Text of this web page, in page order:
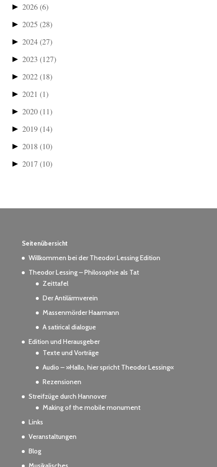
► 2026(6)
► 2025(28)
► 2024(27)
► 2023(127)
► 2022(18)
► 2021(1)
► 2020(11)
► 2019(14)
► 2018(10)
► 2017(10)
Seitenübersicht
Willkommen bei der Theodor Lessing Edition
Theodor Lessing – Philosophie als Tat
Zeittafel
Der Antilärmverein
Massenmörder Haarmann
A satirical dialogue
Edition und Herausgeber
Texte und Vorträge
Audio – »Hallo, hier spricht Theodor Lessing«
Rezensionen
Streifzüge durch Hannover
Making of the mobile monument
Links
Veranstaltungen
Blog